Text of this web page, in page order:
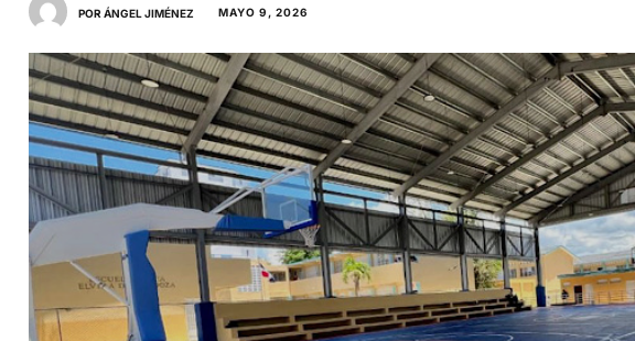
POR ÁNGEL JIMÉNEZ MAYO 9, 2026